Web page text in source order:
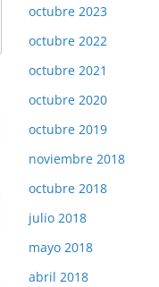
octubre 2023
octubre 2022
octubre 2021
octubre 2020
octubre 2019
noviembre 2018
octubre 2018
julio 2018
mayo 2018
abril 2018